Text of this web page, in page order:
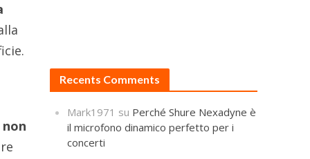
Recents Comments
Mark1971 su Perché Shure Nexadyne è
il microfono dinamico perfetto per i
concerti